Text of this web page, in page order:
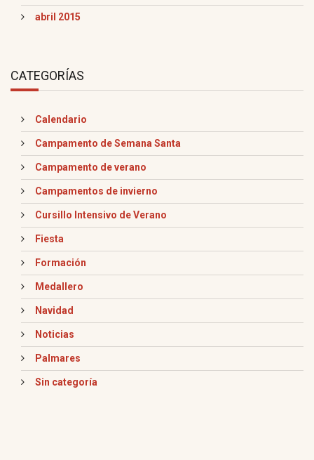
abril 2015
CATEGORÍAS
Calendario
Campamento de Semana Santa
Campamento de verano
Campamentos de invierno
Cursillo Intensivo de Verano
Fiesta
Formación
Medallero
Navidad
Noticias
Palmares
Sin categoría